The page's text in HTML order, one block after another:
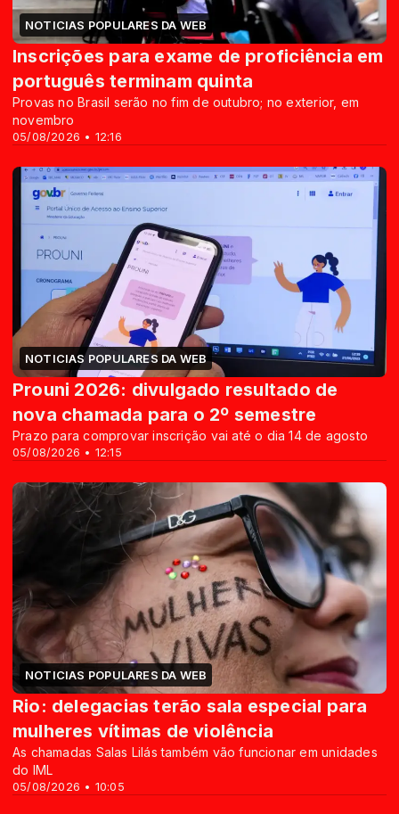
NOTICIAS POPULARES DA WEB
05/08/2026 • 12:16
Inscrições para exame de proficiência em
português terminam quinta
Provas no Brasil serão no fim de outubro; no exterior, em
novembro
NOTICIAS POPULARES DA WEB
05/08/2026 • 12:15
Prouni 2026: divulgado resultado de
nova chamada para o 2º semestre
Prazo para comprovar inscrição vai até o dia 14 de agosto
NOTICIAS POPULARES DA WEB
05/08/2026 • 10:05
Rio: delegacias terão sala especial para
mulheres vítimas de violência
As chamadas Salas Lilás também vão funcionar em unidades
do IML